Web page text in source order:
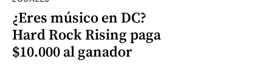
¿Eres músico en DC?
Hard Rock Rising paga
$10.000 al ganador